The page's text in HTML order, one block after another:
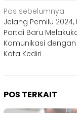
Navigasi
pos
Pos sebelumnya
Jelang Pemilu 2024,
Partai Baru
Komunikasi dengan
Kota Kediri
POS TERKAIT